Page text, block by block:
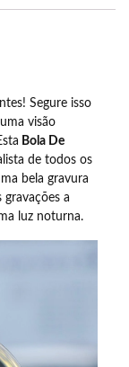
Segure isso
visão
Bola De
de todos os
bela gravura
gravações a
luz noturna.